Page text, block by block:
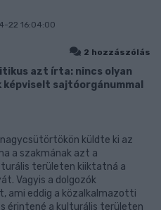
22 16:04:00
2 hozzászólás
azt írta: nincs olyan
sajtóorgánummal
küldte ki az
a szakmának azt a
területen kiiktatná a
Vagyis a dolgozók
ami eddig a közalkalmazotti
érintené a kulturális területen